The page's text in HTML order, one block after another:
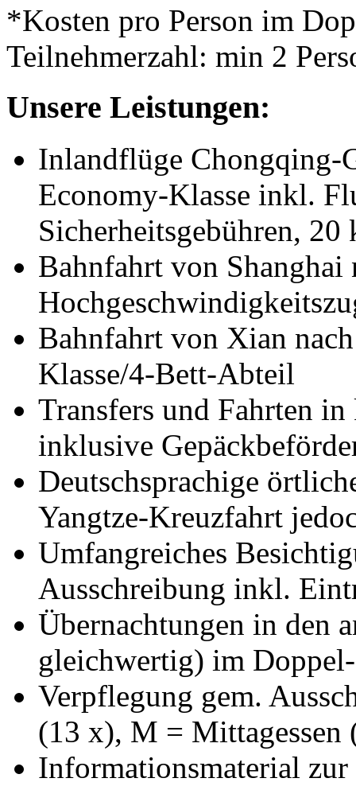
*Kosten pro Person im
Teilnehmerzahl: min 2
Unsere Leistungen:
Inlandflüge
Economy-Klasse inkl.
Sicherheitsgebühren,
Bahnfahrt von
Bahnfahrt von Xian
Klasse/4-Bett-Abteil
Transfers und Fahrten
inklusive
Deutschsprachige
Yangtze-Kreuzfahrt
Umfangreiches
Ausschreibung inkl.
Übernachtungen in den
gleichwertig) im
Verpflegung gem.
(13 x), M = Mittagessen
Informationsmaterial zur